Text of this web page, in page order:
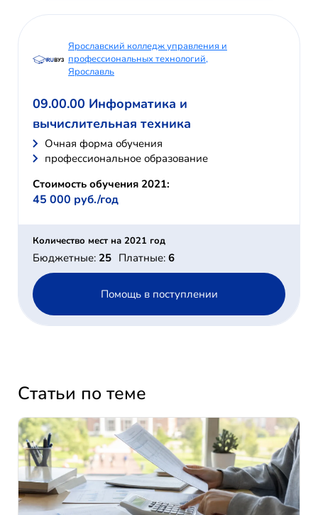
Ярославский колледж управления и
профессиональных технологий,
Ярославль
09.00.00 Информатика и
вычислительная техника
Очная форма обучения
профессиональное образование
Стоимость обучения 2021:
45 000 руб./год
Количество мест на 2021 год
Бюджетные: 25 Платные: 6
Помощь в поступлении
Статьи по теме